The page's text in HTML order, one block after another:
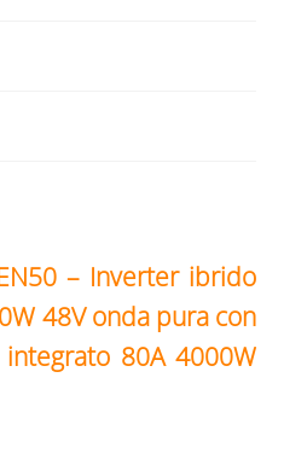
– Inverter ibrido
48V onda pura con
80A 4000W